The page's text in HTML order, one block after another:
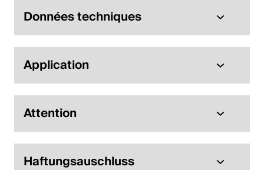
Données techniques
Application
Attention
Haftungsauschluss